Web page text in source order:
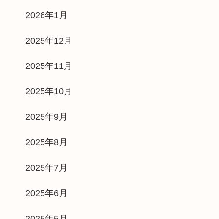
2026年1月
2025年12月
2025年11月
2025年10月
2025年9月
2025年8月
2025年7月
2025年6月